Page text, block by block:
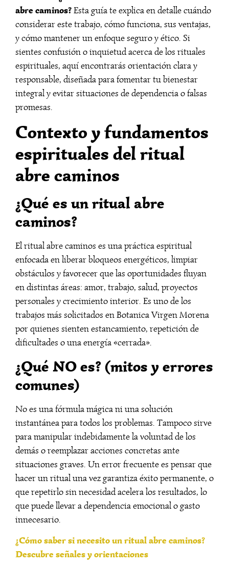
abre caminos?Esta guía te explica en detalle cuándo
considerar este trabajo, cómo funciona, sus ventajas,
y cómo mantener un enfoque seguro y ético. Si
sientes confusión o inquietud acerca de los rituales
espirituales, aquí encontrarás orientación clara y
responsable, diseñada para fomentar tu bienestar
integral y evitar situaciones de dependencia o falsas
promesas.
Contexto y fundamentos
espirituales del ritual
abre caminos
¿Qué es un ritual abre
caminos?
El ritual abre caminos es una práctica espiritual
enfocada en liberar bloqueos energéticos, limpiar
obstáculos y favorecer que las oportunidades fluyan
en distintas áreas: amor, trabajo, salud, proyectos
personales y crecimiento interior. Es uno de los
trabajos más solicitados en Botanica Virgen Morena
por quienes sienten estancamiento, repetición de
dificultades o una energía «cerrada».
¿Qué NO es? (mitos y errores
comunes)
No es una fórmula mágica ni una solución
instantánea para todos los problemas. Tampoco sirve
para manipular indebidamente la voluntad de los
demás o reemplazar acciones concretas ante
situaciones graves. Un error frecuente es pensar que
hacer un ritual una vez garantiza éxito permanente, o
que repetirlo sin necesidad acelera los resultados, lo
que puede llevar a dependencia emocional o gasto
innecesario.
¿Cómo saber si necesito un ritual abre caminos?
Descubre señales y orientaciones